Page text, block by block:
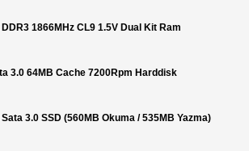
1866MHz CL9 1.5V Dual Kit Ram
3.0 64MB Cache 7200Rpm Harddisk
3.0 SSD (560MB Okuma / 535MB Yazma)